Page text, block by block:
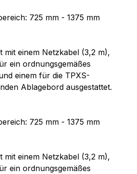
725 mm - 1375 mm
mit einem Netzkabel (3,2 m),
ein ordnungsgemäßes
einem für die TPXS-
Ablagebord ausgestattet.
725 mm - 1375 mm
mit einem Netzkabel (3,2 m),
ein ordnungsgemäßes